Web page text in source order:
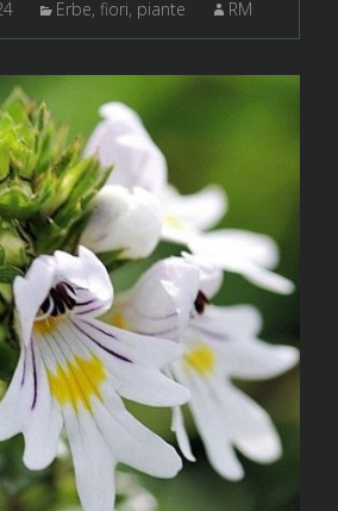
Erbe, fiori, piante RM